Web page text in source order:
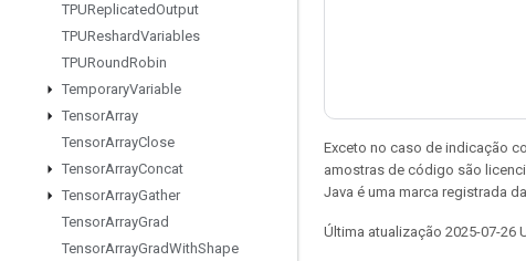
TPUReplicatedOutput
TPUReshardVariables
TPURoundRobin
TemporaryVariable
TensorArray
TensorArrayClose
TensorArrayConcat
TensorArrayGather
TensorArrayGrad
TensorArrayGradWithShape
Exceto no caso de indicação
amostras de código são
Java é uma marca registrada
Última atualização 2025-07-26